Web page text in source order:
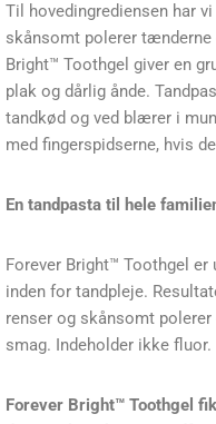
Til hovedingrediensen har
skånsomt polerer
Bright™ Toothgel giver en
plak og dårlig ånde.
tandkød og ved blærer i
med fingerspidserne, hvis
En tandpasta til hele
Forever Bright™ Toothgel
inden for tandpleje.
renser og skånsomt
smag. Indeholder ikke fluor.
Forever Bright™ Toothgel​